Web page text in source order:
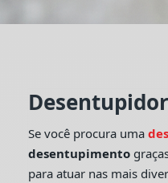
Se você procura uma
desentupimento
para atuar nas mais